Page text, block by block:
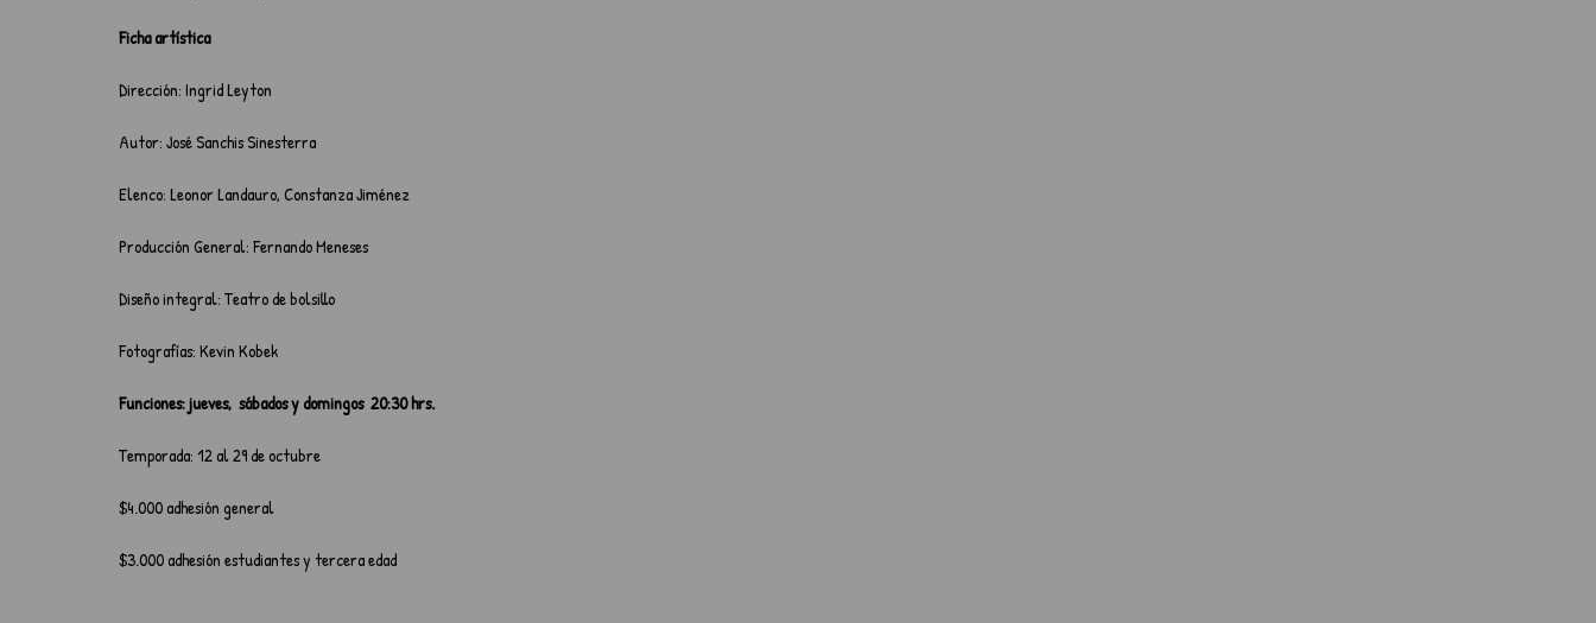
Ficha artística
Dirección: Ingrid Leyton
Autor: José Sanchis Sinesterra
Elenco: Leonor Landauro, Constanza Jiménez
Producción General: Fernando Meneses
Diseño integral: Teatro de bolsillo
Fotografías: Kevin Kobek
Funciones: jueves,  sábados y domingos  20:30 hrs.
Temporada: 12 al 29 de octubre
$4.000 adhesión general
$3.000 adhesión estudiantes y tercera edad